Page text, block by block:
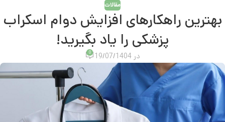
مقالات
بهترین راهکارهای افزایش دوام اسکراب
پزشکی را یاد بگیرید!
در 19/07/1404 0